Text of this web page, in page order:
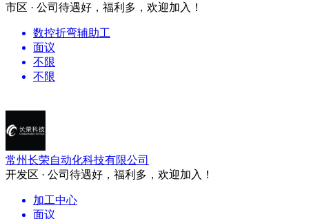
市区 · 公司待遇好，福利多，欢迎加入！
数控折弯辅助工
面议
不限
不限
常州长荣自动化科技有限公司
开发区 · 公司待遇好，福利多，欢迎加入！
加工中心
面议